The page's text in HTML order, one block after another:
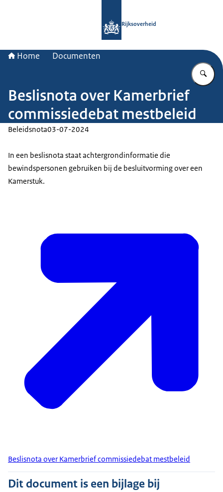
Rijksoverheid
Home Documenten
Beslisnota over Kamerbrief
commissiedebat mestbeleid
Beleidsnota03-07-2024
In een beslisnota staat achtergrondinformatie die
bewindspersonen gebruiken bij de besluitvorming over een
Kamerstuk.
Beslisnota over Kamerbrief commissiedebat mestbeleid
Dit document is een bijlage bij